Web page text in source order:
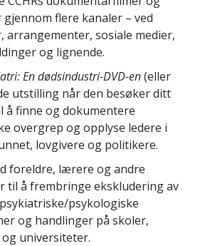
flere kanaler – ved
arrangementer, sosiale medier,
og lignende.
En dødsindustri-DVD-en(eller
utstilling når den besøker ditt
å finne og dokumentere
overgrep og opplyse ledere i
lovgivere og politikere.
foreldre, lærere og andre
til å frembringe ekskludering av
psykologiske
og handlinger på skoler,
universiteter.